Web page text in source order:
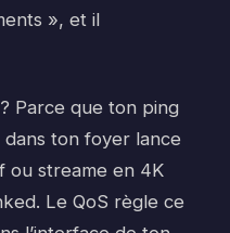
», et il
Parce que ton ping
dans ton foyer lance
ou streame en 4K
Le QoS règle ce